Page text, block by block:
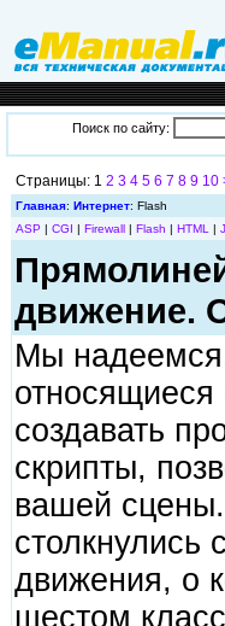
Поиск по сайту:
Страницы: 1 2 3 4 5 6 7 8 9 10
Главная: Интернет: Flash
ASP| CGI | Firewall| Flash | HTML |
движение.
Мы
относящиеся
создавать
скрипты,
вашей
столкнулись
движения, о
шестом